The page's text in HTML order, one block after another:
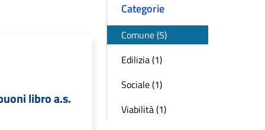
libro a.s.
Categorie
Comune (5)
Edilizia (1)
Sociale (1)
Viabilità (1)